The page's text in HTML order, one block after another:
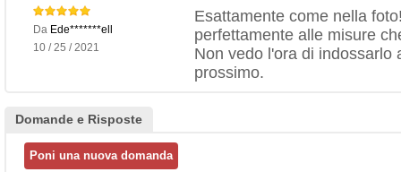
Da Ede*******ell
10 / 25 / 2021
Esattamente come nella
perfettamente alle misure
Non vedo l'ora di indossarlo
prossimo.
Domande e Risposte